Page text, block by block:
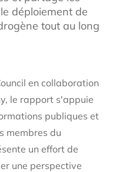
déploiement de
tout au long
en collaboration
le rapport s'appuie
publiques et
membres du
un effort de
une perspective